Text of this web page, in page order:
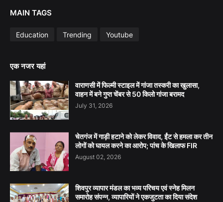
MAIN TAGS
Education Trending Youtube
एक नजर यहां
वाराणसी में फिल्मी स्टाइल में गांजा तस्करी का खुलासा,
वाहन में बने गुप्त चेंबर से 50 किलो गांजा बरामद
July 31, 2026
चेतगंज में गाड़ी हटाने को लेकर विवाद, ईंट से हमला कर तीन
लोगों को घायल करने का आरोप; पांच के खिलाफ FIR
August 02, 2026
शिवपुर व्यापार मंडल का भव्य परिचय एवं स्नेह मिलन
समारोह संपन्न, व्यापारियों ने एकजुटता का दिया संदेश